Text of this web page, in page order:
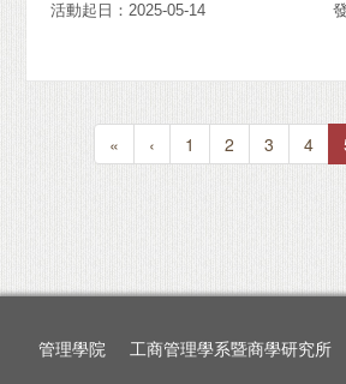
活動起日：2025-05-14
« ‹ 1 2 3 4
管理學院 工商管理學系暨商學研究所